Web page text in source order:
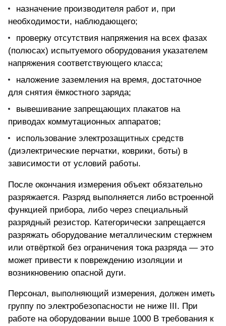
назначение производителя работ и, при
необходимости, наблюдающего;
проверку отсутствия напряжения на всех фазах
(полюсах) испытуемого оборудования указателем
напряжения соответствующего класса;
наложение заземления на время, достаточное
для снятия ёмкостного заряда;
вывешивание запрещающих плакатов на
приводах коммутационных аппаратов;
использование электрозащитных средств
(диэлектрические перчатки, коврики, боты) в
зависимости от условий работы.
После окончания измерения объект обязательно
разряжается. Разряд выполняется либо встроенной
функцией прибора, либо через специальный
разрядный резистор. Категорически запрещается
разряжать оборудование металлическим стержнем
или отвёрткой без ограничения тока разряда — это
может привести к повреждению изоляции и
возникновению опасной дуги.
Персонал, выполняющий измерения, должен иметь
группу по электробезопасности не ниже III. При
работе на оборудовании выше 1000 В требования к